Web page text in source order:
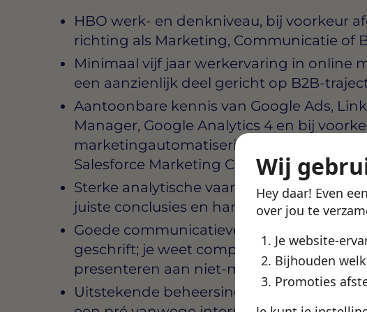
Wij
Hey daar! Even
over jou te
Je website-
Bijhouden
Promoties
HBO werk- en denkniveau, bij voorkeur
richting als Marketing, Communicatie of
Minimaal vijf jaar werkervaring in online
een aanzienlijk deel gericht op B2B-
Aantoonbare kennis van Google Ads,
Manager, Google Analytics 4 en bij
marketingautomatiseringsplatform zoals
Salesforce Marketing Cloud
Sterke analytische vaardigheden: je leest
juiste conclusies en handelt daar ook
Goede communicatieve vaardigheden in
geschrift; je weet complexe
presenteren aan niet-marketeers
Uitstekende beheersing van de